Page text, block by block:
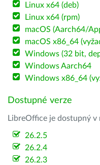
Linux x64 (deb)
Linux x64 (rpm)
macOS (Aarch64/
macOS x86_64
Windows (32 bit,
Windows Aarch64
Windows x86_64
Dostupné verze
LibreOffice je dostupný v
26.2.5
26.2.4
26.2.3